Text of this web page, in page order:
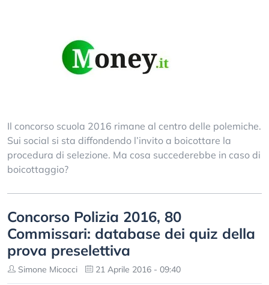
Il concorso scuola 2016 rimane al centro delle polemiche.
Sui social si sta diffondendo l’invito a boicottare la
procedura di selezione. Ma cosa succederebbe in caso di
boicottaggio?
Concorso Polizia 2016, 80
Commissari: database dei quiz della
prova preselettiva
Simone Micocci 21 Aprile 2016 - 09:40